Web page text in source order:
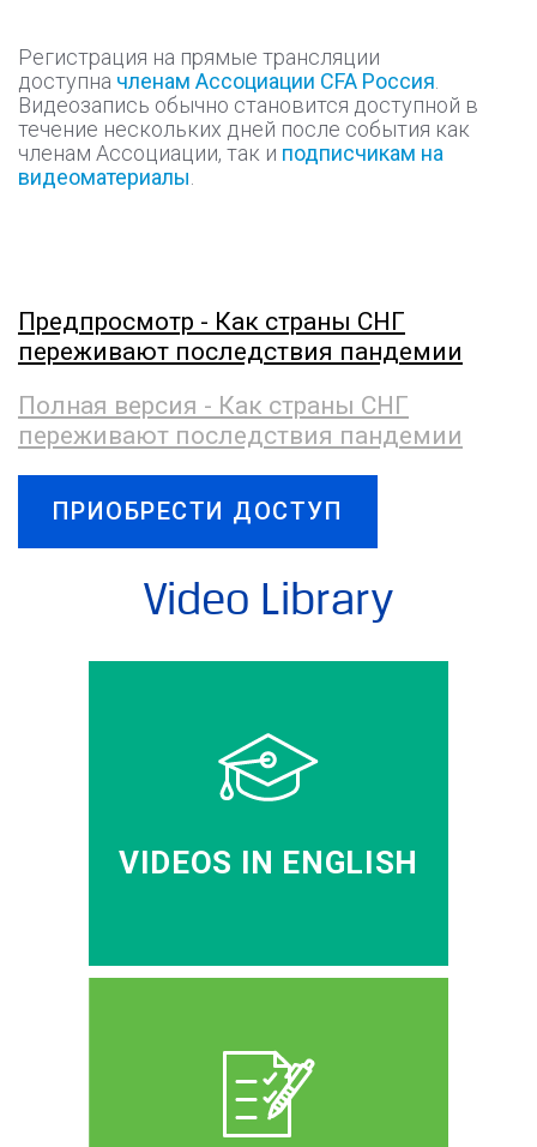
Регистрация на прямые трансляции
доступна членам Ассоциации CFA Россия
Видеозапись обычно становится доступной в
течение нескольких дней после события как
членам Ассоциации, так и подписчикам на
видеоматериалы
Предпросмотр - Как страны СНГ
переживают последствия пандемии
Полная версия - Как страны СНГ
переживают последствия пандемии
ПРИОБРЕСТИ ДОСТУП
Video Library
VIDEOS IN ENGLISH